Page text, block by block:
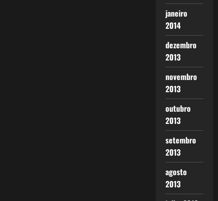
janeiro
2014
dezembro
2013
novembro
2013
outubro
2013
setembro
2013
agosto
2013